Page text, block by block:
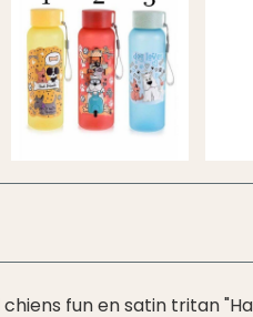
fun en satin tritan